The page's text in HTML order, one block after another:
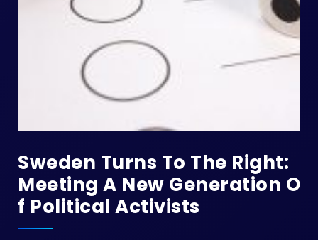
Sweden Turns To The Right:
Meeting A New Generation O
F Political Activists